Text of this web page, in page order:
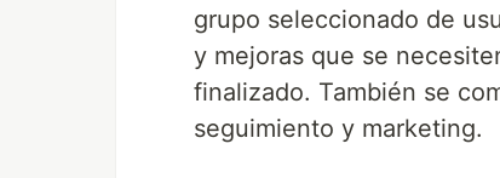
grupo seleccionado de
y mejoras que se
finalizado. También se
seguimiento y marketing.